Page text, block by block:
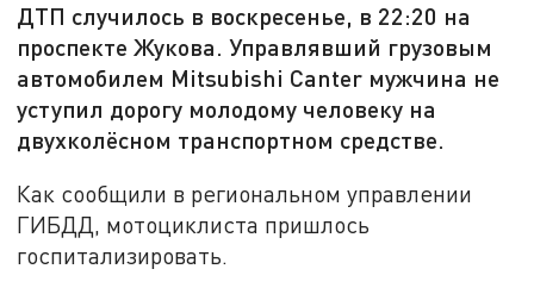
ДТП случилось в воскресенье, в 22:20 на
проспекте Жукова. Управлявший грузовым
автомобилем Mitsubishi Canter мужчина не
уступил дорогу молодому человеку на
двухколёсном транспортном средстве.
Как сообщили в региональном управлении
ГИБДД, мотоциклиста пришлось
госпитализировать.